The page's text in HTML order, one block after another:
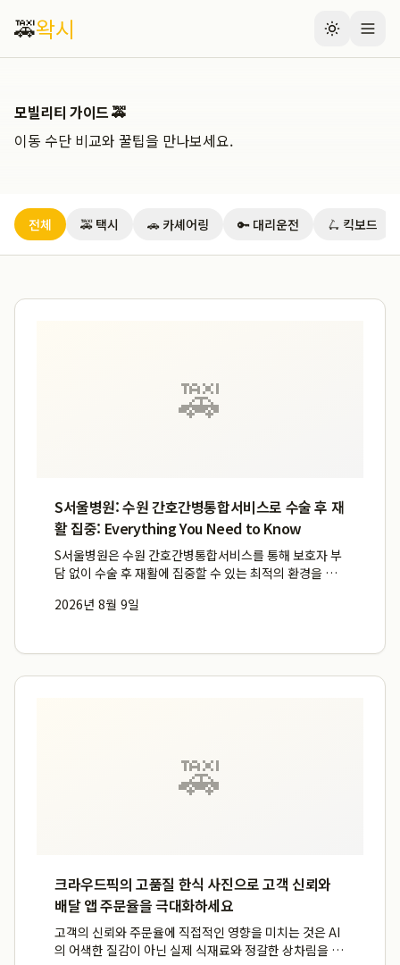
🚕왁시
모빌리티 가이드 🚕
이동 수단 비교와 꿀팁을 만나보세요.
전체 🚕 택시 🚗 카셰어링 🔑 대리운전 🛴 킥보드
🚕
S서울병원: 수원 간호간병통합서비스로 수술 후 재
활 집중: Everything You Need to Know
S서울병원은 수원 간호간병통합서비스를 통해 보호자 부
담 없이 수술 후 재활에 집중할 수 있는 최적의 환경을 제
병원은 150병상 규모의 쾌적한 입원실에서 24시간 전문
2026년 8월 9일
🚕
크라우드픽의 고품질 한식 사진으로 고객 신뢰와
배달 앱 주문율을 극대화하세요
고객의 신뢰와 주문율에 직접적인 영향을 미치는 것은 AI
의 어색한 질감이 아닌 실제 식재료와 정갈한 상차림을 담